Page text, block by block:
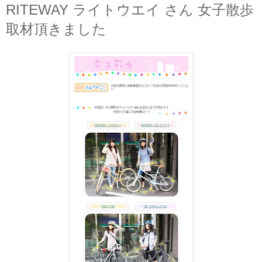
RITEWAY ライトウエイ さん 女子散歩
取材頂きました